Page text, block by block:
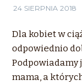
24 SIERPNIA 2018
Dla kobiet w
odpowiednio
Podpowiadamy
mama, a